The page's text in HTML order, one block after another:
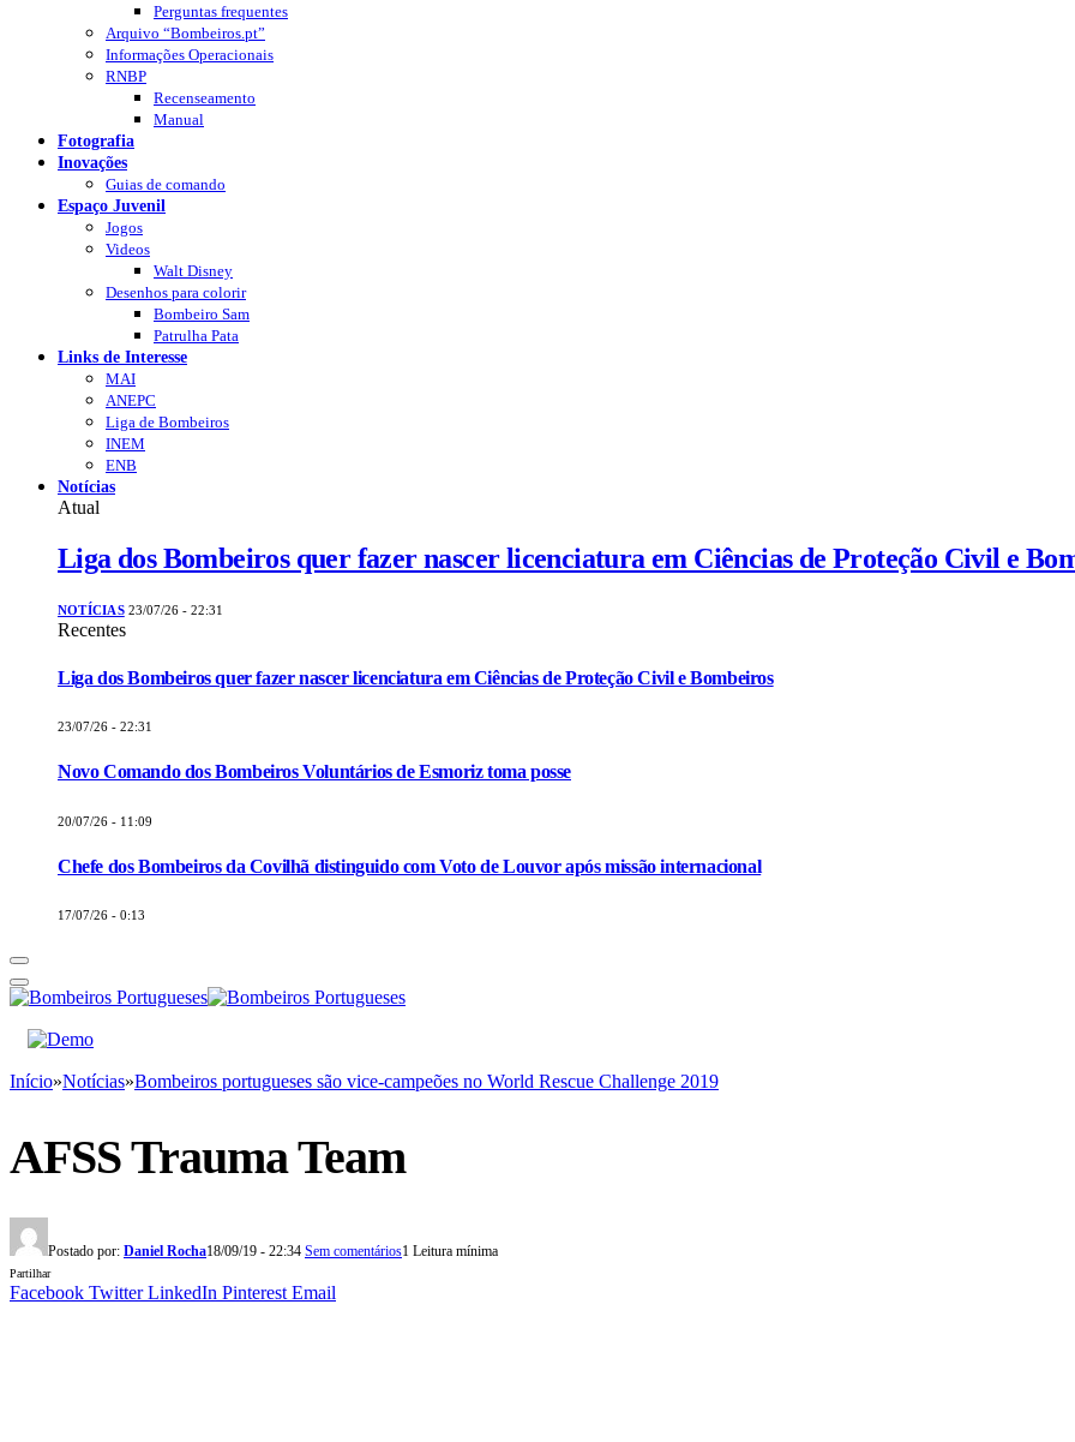
Perguntas frequentes
Arquivo “Bombeiros.pt”
Informações Operacionais
RNBP
Recenseamento
Manual
Fotografia
Inovações
Guias de comando
Espaço Juvenil
Jogos
Videos
Walt Disney
Desenhos para colorir
Bombeiro Sam
Patrulha Pata
Links de Interesse
MAI
ANEPC
Liga de Bombeiros
INEM
ENB
Notícias
Atual
Liga dos Bombeiros quer fazer nascer licenciatura em Ciências de Proteção Civil e
NOTÍCIAS 23/07/26 - 22:31
Recentes
Liga dos Bombeiros quer fazer nascer licenciatura em Ciências de Proteção Civil e Bombeiros
23/07/26 - 22:31
Novo Comando dos Bombeiros Voluntários de Esmoriz toma posse
20/07/26 - 11:09
Chefe dos Bombeiros da Covilhã distinguido com Voto de Louvor após missão internacional
17/07/26 - 0:13
Início»Notícias»Bombeiros portugueses são vice-campeões no World Rescue Challenge 2019
AFSS Trauma Team
Postado por: Daniel Rocha18/09/19 - 22:34 Sem comentários1 Leitura mínima
Partilhar
Facebook Twitter LinkedIn Pinterest Email